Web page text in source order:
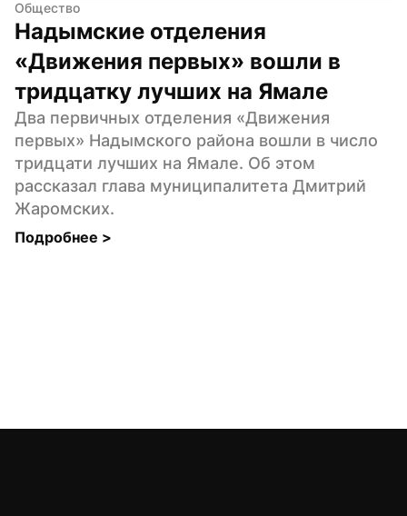
Общество
Надымские отделения
«Движения первых» вошли в
тридцатку лучших на Ямале
Два первичных отделения «Движения
первых» Надымского района вошли в число
тридцати лучших на Ямале. Об этом
рассказал глава муниципалитета Дмитрий
Жаромских.
Подробнее >